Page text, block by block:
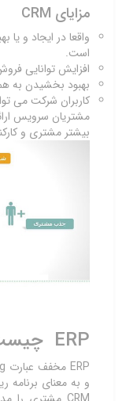
مزایای CRM
واقعا در ایجاد و یا
است.
افزایش توانایی
بهبود بخشیدن به
کاربران شرکت می
مشتریان سرویس
بیشتر مشتری و
ERP چیست؟
و به معنای برنامه